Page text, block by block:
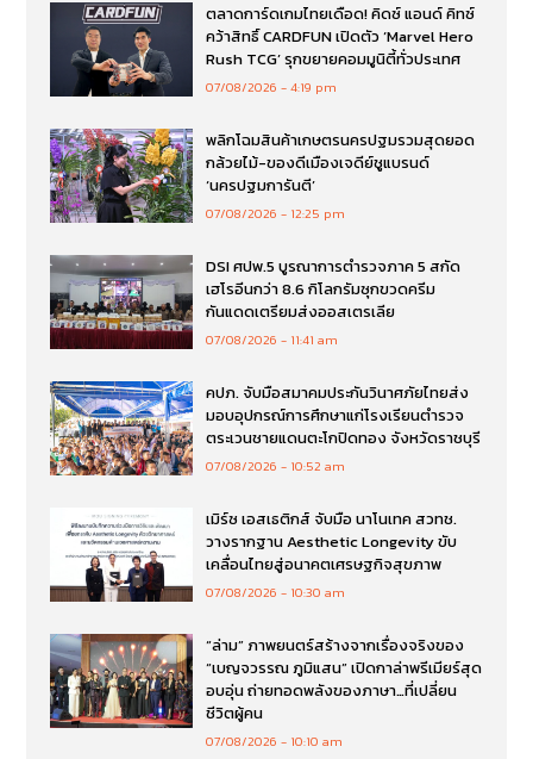
ตลาดการ์ดเกมไทยเดือด! คิดซ์ แอนด์ คิทซ์
คว้าสิทธิ์ CARDFUN เปิดตัว ‘Marvel Hero
Rush TCG’ รุกขยายคอมมูนิตี้ทั่วประเทศ
07/08/2026 4:19 pm
พลิกโฉมสินค้าเกษตรนครปฐมรวมสุดยอด
กล้วยไม้-ของดีเมืองเจดีย์ชูแบรนด์
‘นครปฐมการันตี’
07/08/2026 12:25 pm
DSI ศปพ.5 บูรณาการตำรวจภาค 5 สกัด
เฮโรอีนกว่า 8.6 กิโลกรัมซุกขวดครีม
กันแดดเตรียมส่งออสเตรเลีย
07/08/2026 11:41 am
คปภ. จับมือสมาคมประกันวินาศภัยไทยส่ง
มอบอุปกรณ์การศึกษาแก่โรงเรียนตำรวจ
ตระเวนชายแดนตะโกปิดทอง จังหวัดราชบุรี
07/08/2026 10:52 am
เมิร์ซ เอสเธติกส์ จับมือ นาโนเทค สวทช.
วางรากฐาน Aesthetic Longevity ขับ
เคลื่อนไทยสู่อนาคตเศรษฐกิจสุขภาพ
07/08/2026 10:30 am
“ล่าม” ภาพยนตร์สร้างจากเรื่องจริงของ
“เบญจวรรณ ภูมิแสน” เปิดกาล่าพรีเมียร์สุด
อบอุ่น ถ่ายทอดพลังของภาษา…ที่เปลี่ยน
ชีวิตผู้คน
07/08/2026 10:10 am